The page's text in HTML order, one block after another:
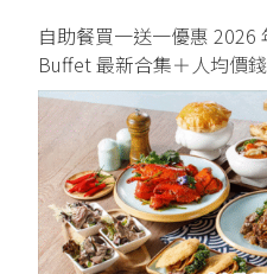
自助餐買一送一優惠 2026
Buffet 最新合集＋人均價錢